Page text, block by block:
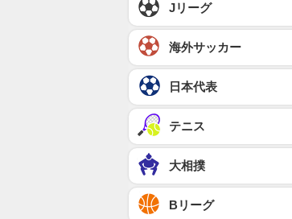
Jリーグ
海外サッカー
日本代表
テニス
大相撲
Bリーグ